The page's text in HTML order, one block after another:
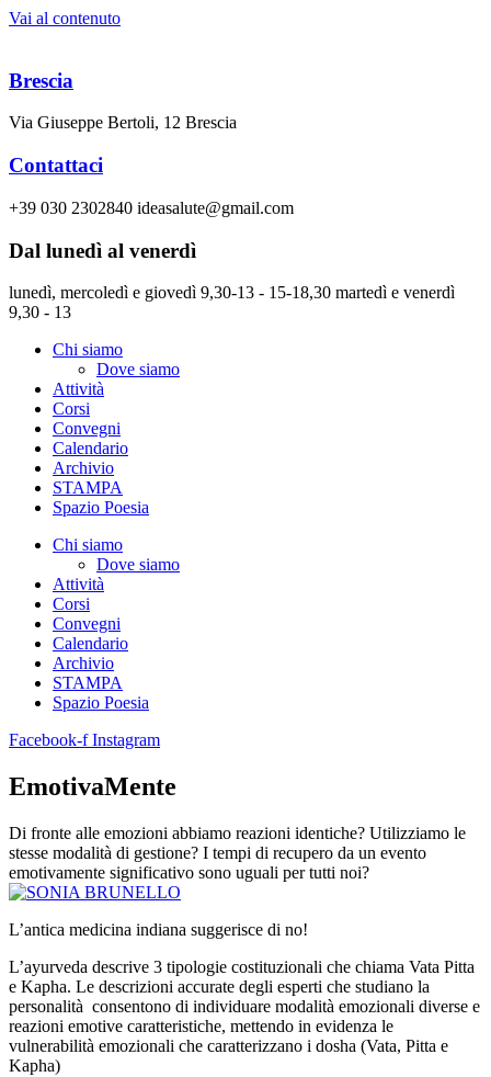
Vai al contenuto
Brescia
Via Giuseppe Bertoli, 12 Brescia
Contattaci
+39 030 2302840 ideasalute@gmail.com
Dal lunedì al venerdì
lunedì, mercoledì e giovedì 9,30-13 - 15-18,30 martedì e venerdì
9,30 - 13
Chi siamo
Dove siamo
Attività
Corsi
Convegni
Calendario
Archivio
STAMPA
Spazio Poesia
Chi siamo
Dove siamo
Attività
Corsi
Convegni
Calendario
Archivio
STAMPA
Spazio Poesia
Facebook-f Instagram
EmotivaMente
Di fronte alle emozioni abbiamo reazioni identiche? Utilizziamo le
stesse modalità di gestione? I tempi di recupero da un evento
emotivamente significativo sono uguali per tutti noi?
L’antica medicina indiana suggerisce di no!
L’ayurveda descrive 3 tipologie costituzionali che chiama Vata Pitta
e Kapha. Le descrizioni accurate degli esperti che studiano la
personalità consentono di individuare modalità emozionali diverse e
reazioni emotive caratteristiche, mettendo in evidenza le
vulnerabilità emozionali che caratterizzano i dosha (Vata, Pitta e
Kapha)